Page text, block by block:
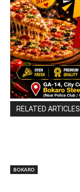
RELATED ARTICLES
BOKARO